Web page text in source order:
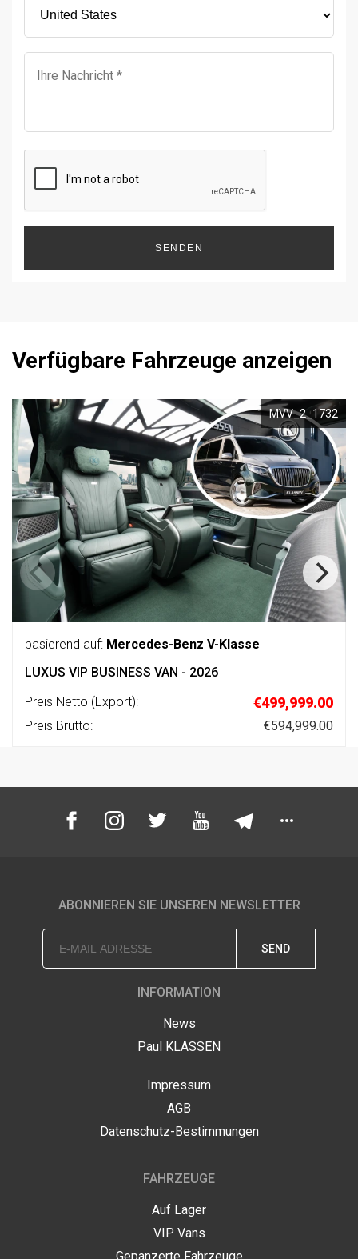
SENDEN
Verfügbare Fahrzeuge anzeigen
MVV_2_1732
basierend auf: Mercedes-Benz V-Klasse
LUXUS VIP BUSINESS VAN - 2026
Preis Netto (Export):
€499,999.00
Preis Brutto: €594,999.00
INFORMATION
News
Paul KLASSEN
Impressum
AGB
Datenschutz-Bestimmungen
FAHRZEUGE
Auf Lager
VIP Vans
Gepanzerte Fahrzeuge
ABONNIEREN SIE UNSEREN NEWSLETTER
SEND